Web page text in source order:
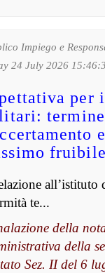
Impiego e
24 July 2026
per
fruibile
all’istituto
te...
della
della
Sez. II del 6